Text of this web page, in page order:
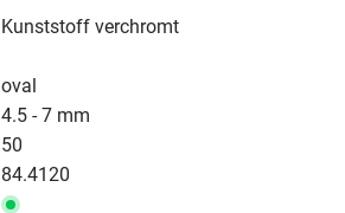
Kunststoff verchromt
oval
4.5 - 7 mm
50
84.4120